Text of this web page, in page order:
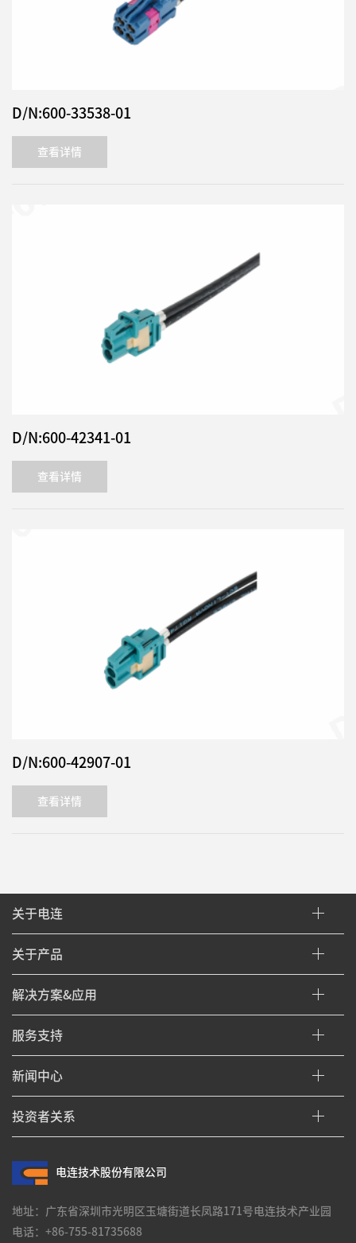
D/N:600-33538-01
查看详情
D/N:600-42341-01
查看详情
D/N:600-42907-01
查看详情
关于电连
关于产品
解决方案&应用
服务支持
新闻中心
投资者关系
电连技术股份有限公司
地址：广东省深圳市光明区玉塘街道长凤路171号电连技术产业园
电话：+86-755-81735688